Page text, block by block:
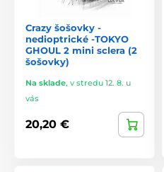
Crazy šošovky -
nedioptrické -TOKYO
GHOUL 2 mini sclera (2
šošovky)
Na sklade, v stredu 12. 8. u
vás
20,20 €